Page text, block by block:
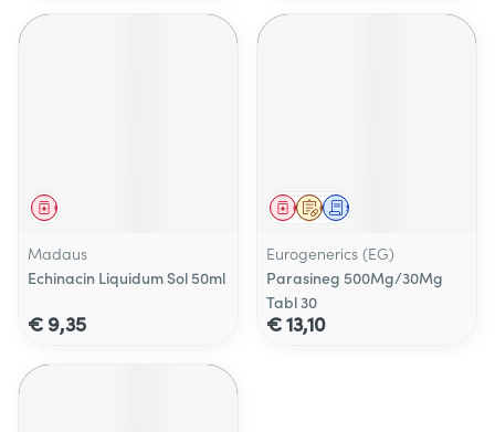
Geneesmiddel
Madaus
Echinacin Liquidum Sol 50ml
€ 9,35
Op voorschrift
GeneesmiddelSchriftelijke aanvraag
Eurogenerics (EG)
Parasineg 500Mg/30Mg
Tabl 30
€ 13,10